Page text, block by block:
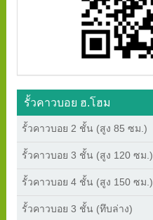
รั้วคาวบอย ฮ.โฮม
รั้วคาวบอย 2 ชั้น (สูง 85 ซม.)
รั้วคาวบอย 3 ชั้น (สูง 120 ซม.)
รั้วคาวบอย 4 ชั้น (สูง 150 ซม.)
รั้วคาวบอย 3 ชั้น (ทึบล่าง)